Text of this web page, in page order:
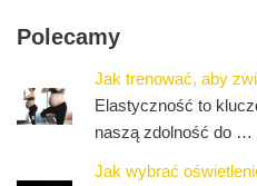
Polecamy
Jak trenować, aby
Elastyczność to
naszą zdolność do …
Jak wybrać